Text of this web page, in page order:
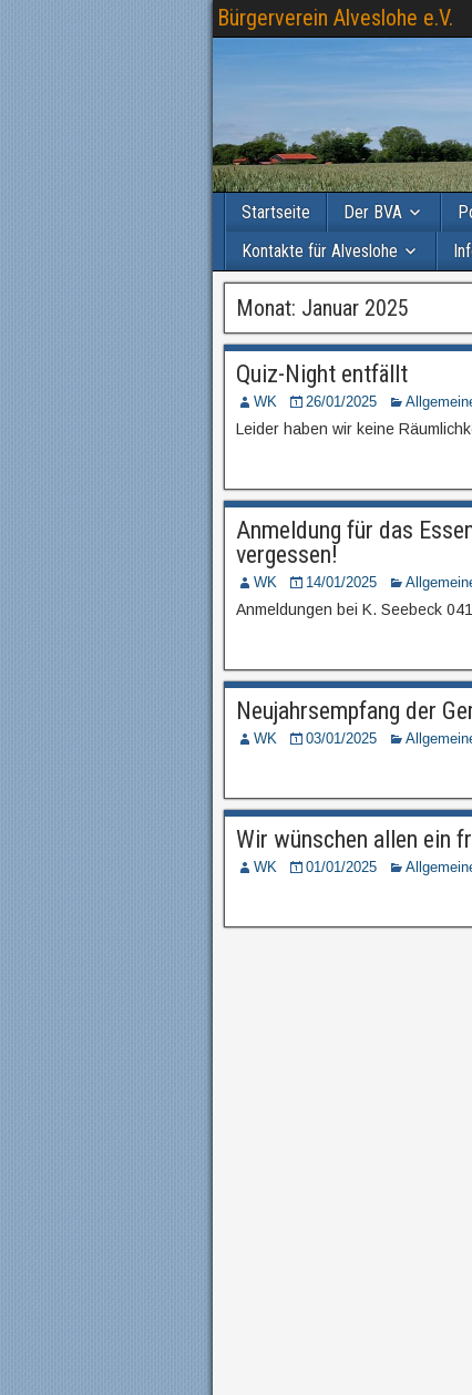
Bürgerverein Alveslohe e.V.
Startseite Der BVA
Kontakte für Alveslohe
Monat: Januar 2025
Quiz-Night entfällt
WK 26/01/2025
Leider haben wir keine
Anmeldung für das
vergessen!
WK 14/01/2025
Anmeldungen bei K. Seebeck
Neujahrsempfang der
WK 03/01/2025
Wir wünschen allen ein
WK 01/01/2025